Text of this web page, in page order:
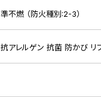
準不燃 （防火種別:2-3）
抗アレルゲン 抗菌 防かび リ